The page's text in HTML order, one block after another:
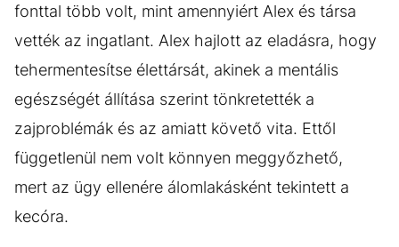
fonttal több volt, mint amennyiért Alex és társa
vették az ingatlant. Alex hajlott az eladásra, hogy
tehermentesítse élettársát, akinek a mentális
egészségét állítása szerint tönkretették a
zajproblémák és az amiatt követő vita. Ettől
függetlenül nem volt könnyen meggyőzhető,
mert az ügy ellenére álomlakásként tekintett a
kecóra.